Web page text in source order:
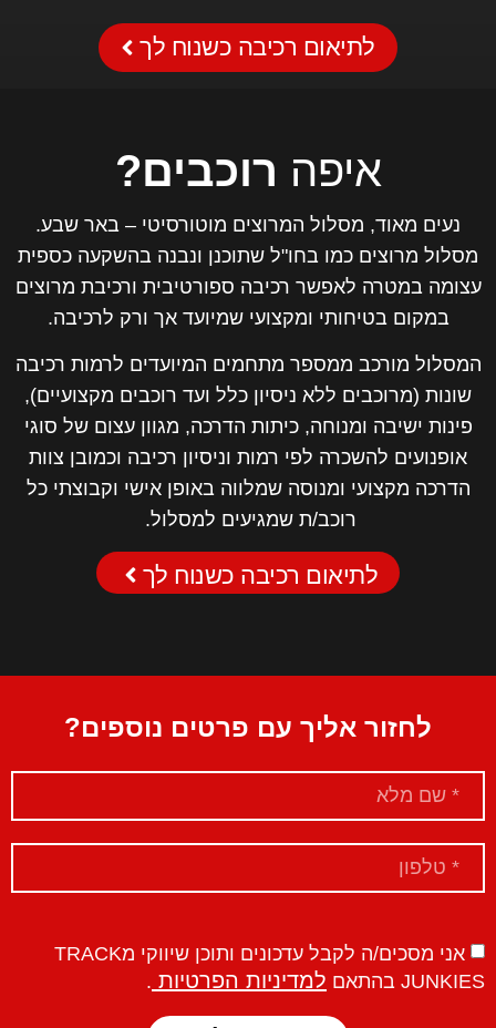
לתיאום רכיבה כשנוח לך
איפה רוכבים?
נעים מאוד, מסלול המרוצים מוטורסיטי – באר שבע.
מסלול מרוצים כמו בחו"ל שתוכנן ונבנה בהשקעה כספית
עצומה במטרה לאפשר רכיבה ספורטיבית ורכיבת מרוצים
במקום בטיחותי ומקצועי שמיועד אך ורק לרכיבה.
המסלול מורכב ממספר מתחמים המיועדים לרמות רכיבה
שונות (מרוכבים ללא ניסיון כלל ועד רוכבים מקצועיים),
פינות ישיבה ומנוחה, כיתות הדרכה, מגוון עצום של סוגי
אופנועים להשכרה לפי רמות וניסיון רכיבה וכמובן צוות
הדרכה מקצועי ומנוסה שמלווה באופן אישי וקבוצתי כל
רוכב/ת שמגיעים למסלול.
לתיאום רכיבה כשנוח לך
לחזור אליך עם פרטים נוספים?
אני מסכים/ה לקבל עדכונים ותוכן שיווקי מTRACK
JUNKIES בהתאם
למדיניות הפרטיות .